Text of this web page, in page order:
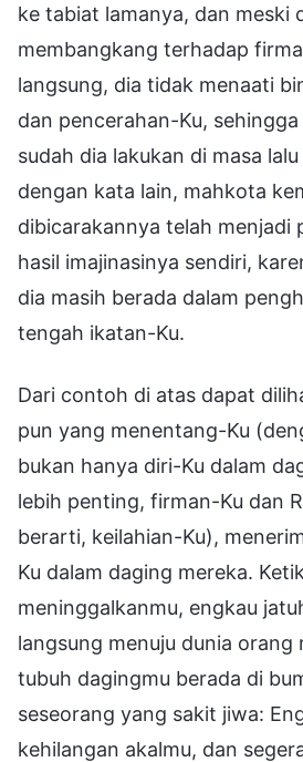
ke tabiat lamanya, dan meski
membangkang terhadap
langsung, dia tidak menaati
dan pencerahan-Ku,
sudah dia lakukan di masa
dengan kata lain, mahkota
dibicarakannya telah menjadi
hasil imajinasinya sendiri,
dia masih berada dalam
tengah ikatan-Ku.
Dari contoh di atas dapat
pun yang menentang-Ku
bukan hanya diri-Ku dalam
lebih penting, firman-Ku dan
berarti, keilahian-Ku),
Ku dalam daging mereka.
meninggalkanmu, engkau
langsung menuju dunia orang
tubuh dagingmu berada di
seseorang yang sakit jiwa:
kehilangan akalmu, dan